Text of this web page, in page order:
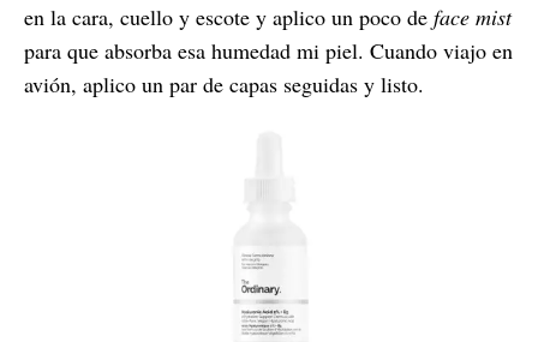
en la cara, cuello y escote y aplico un poco de face mist
para que absorba esa humedad mi piel. Cuando viajo en
avión, aplico un par de capas seguidas y listo.